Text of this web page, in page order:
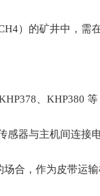
）的矿井中，需
、KHP380
器与主机间连接
合，作为皮带运